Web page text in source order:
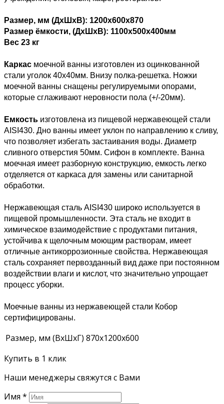
Размер, мм (ДхШхВ): 1200х600х870
Размер ёмкости, (ДхШхВ): 1100х500х400мм
Вес 23 кг
Каркас моечной ванны изготовлен из оцинкованной
стали уголок 40х40мм. Внизу полка-решетка. Ножки
моечной ванны снащены регулируемыми опорами,
которые сглаживают неровности пола (+/-20мм).
Емкость изготовлена из пищевой нержавеющей стали
AISI430. Дно ванны имеет уклон по направлению к сливу,
что позволяет избегать застаивания воды. Диаметр
сливного отверстия 50мм. Сифон в комплекте. Ванна
моечная имеет разборную конструкцию, емкость легко
отделяется от каркаса для замены или санитарной
обработки.
Нержавеющая сталь AISI430 широко используется в
пищевой промышленности. Эта сталь не входит в
химическое взаимодействие с продуктами питания,
устойчива к щелочным моющим растворам, имеет
отличные антикоррозионные свойства. Нержавеющая
сталь сохраняет первозданный вид даже при постоянном
воздействии влаги и кислот, что значительно упрощает
процесс уборки.
Моечные ванны из нержавеющей стали Кобор
сертифицированы.
Размер, мм (ВхШхГ) 870х1200х600
Купить в 1 клик
Наши менеджеры свяжутся с Вами
Имя *